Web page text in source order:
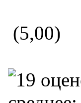
(5,00)